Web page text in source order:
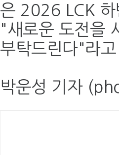
은 2026 LCK 하
"새로운 도전을
부탁드린다"라고
박운성 기자